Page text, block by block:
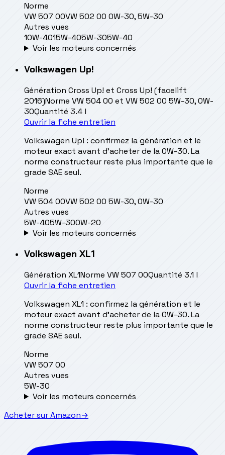
Norme
VW 507 00VW 502 00 0W-30, 5W-30
Autres vues
10W-4015W-405W-305W-40
Voir les moteurs concernés
Volkswagen Up!
Génération Cross Up! et Cross Up! (facelift
2016)Norme VW 504 00 et VW 502 00 5W-30, 0W-
30Quantité 3.4 l
Ouvrir la fiche entretien
Volkswagen Up! : confirmez la génération et le
moteur exact avant d’acheter de la 0W-30. La
norme constructeur reste plus importante que le
grade SAE seul.
Norme
VW 504 00VW 502 00 5W-30, 0W-30
Autres vues
5W-405W-300W-20
Voir les moteurs concernés
Volkswagen XL1
Génération XL1Norme VW 507 00Quantité 3.1 l
Ouvrir la fiche entretien
Volkswagen XL1 : confirmez la génération et le
moteur exact avant d’acheter de la 0W-30. La
norme constructeur reste plus importante que le
grade SAE seul.
Norme
VW 507 00
Autres vues
5W-30
Voir les moteurs concernés
Acheter sur Amazon→